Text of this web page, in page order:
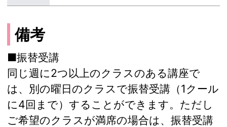
備考
■振替受講
同じ週に2つ以上のクラスのある講座で
は、別の曜日のクラスで振替受講（1クール
に4回まで）することができます。ただし
ご希望のクラスが満席の場合は、振替受講